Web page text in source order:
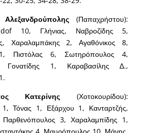
(Παπαχρήστου):
10, Γλήνιας, Ναβροζίδης 5,
Χαραλαμπάκης 2, Αγαθόνικος 8,
1, Πιστόλας 6, Σωτηρόπουλος 4,
Γονατίδης 1, Καραβασίλης Δ.,
Κατερίνης (Χοτοκουρίδου):
1, Τόνας 1, Εξάρχου 1, Κανταρτζής,
Παρθενόπουλος 3, Χαραλαμπίδης 1,